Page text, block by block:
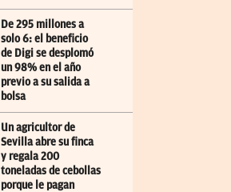
De 295 millones a
solo 6: el beneficio
de Digi se desplomó
un 98% en el año
previo a su salida a
bolsa
Un agricultor de
Sevilla abre su finca
y regala 200
toneladas de cebollas
porque le pagan